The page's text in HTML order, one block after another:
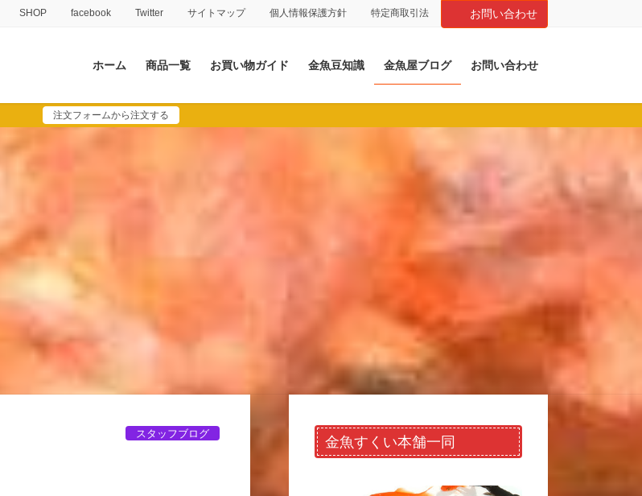
SHOP facebook Twitter サイトマップ 個人情報保護方針 特定商取引法 お問い合わせ
ホーム 商品一覧 お買い物ガイド 金魚豆知識 金魚屋ブログ お問い合わせ
注文フォームから注文する
スタッフブログ
金魚すくい本舗一同